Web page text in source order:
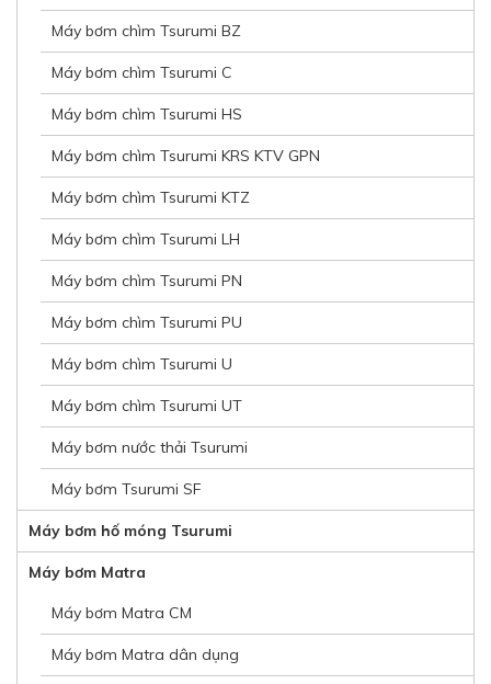
Máy bơm chìm Tsurumi BZ
Máy bơm chìm Tsurumi C
Máy bơm chìm Tsurumi HS
Máy bơm chìm Tsurumi KRS KTV GPN
Máy bơm chìm Tsurumi KTZ
Máy bơm chìm Tsurumi LH
Máy bơm chìm Tsurumi PN
Máy bơm chìm Tsurumi PU
Máy bơm chìm Tsurumi U
Máy bơm chìm Tsurumi UT
Máy bơm nước thải Tsurumi
Máy bơm Tsurumi SF
Máy bơm hố móng Tsurumi
Máy bơm Matra
Máy bơm Matra CM
Máy bơm Matra dân dụng